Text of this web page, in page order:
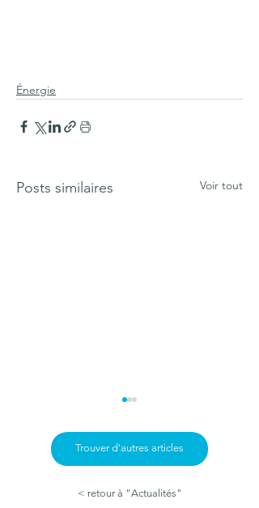
Énergie
Posts similaires Voir tout
Trouver d'autres articles
< retour à "Actualités"